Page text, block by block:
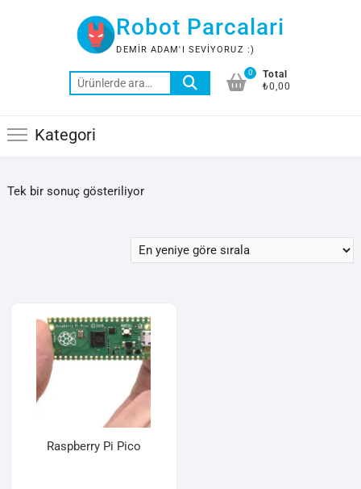
Robot Parcalari
DEMIR ADAM'I SEVIYORUZ :)
Ara:
0
Total
₺0,00
Kategori
Tek bir sonuç gösteriliyor
Raspberry Pi Pico